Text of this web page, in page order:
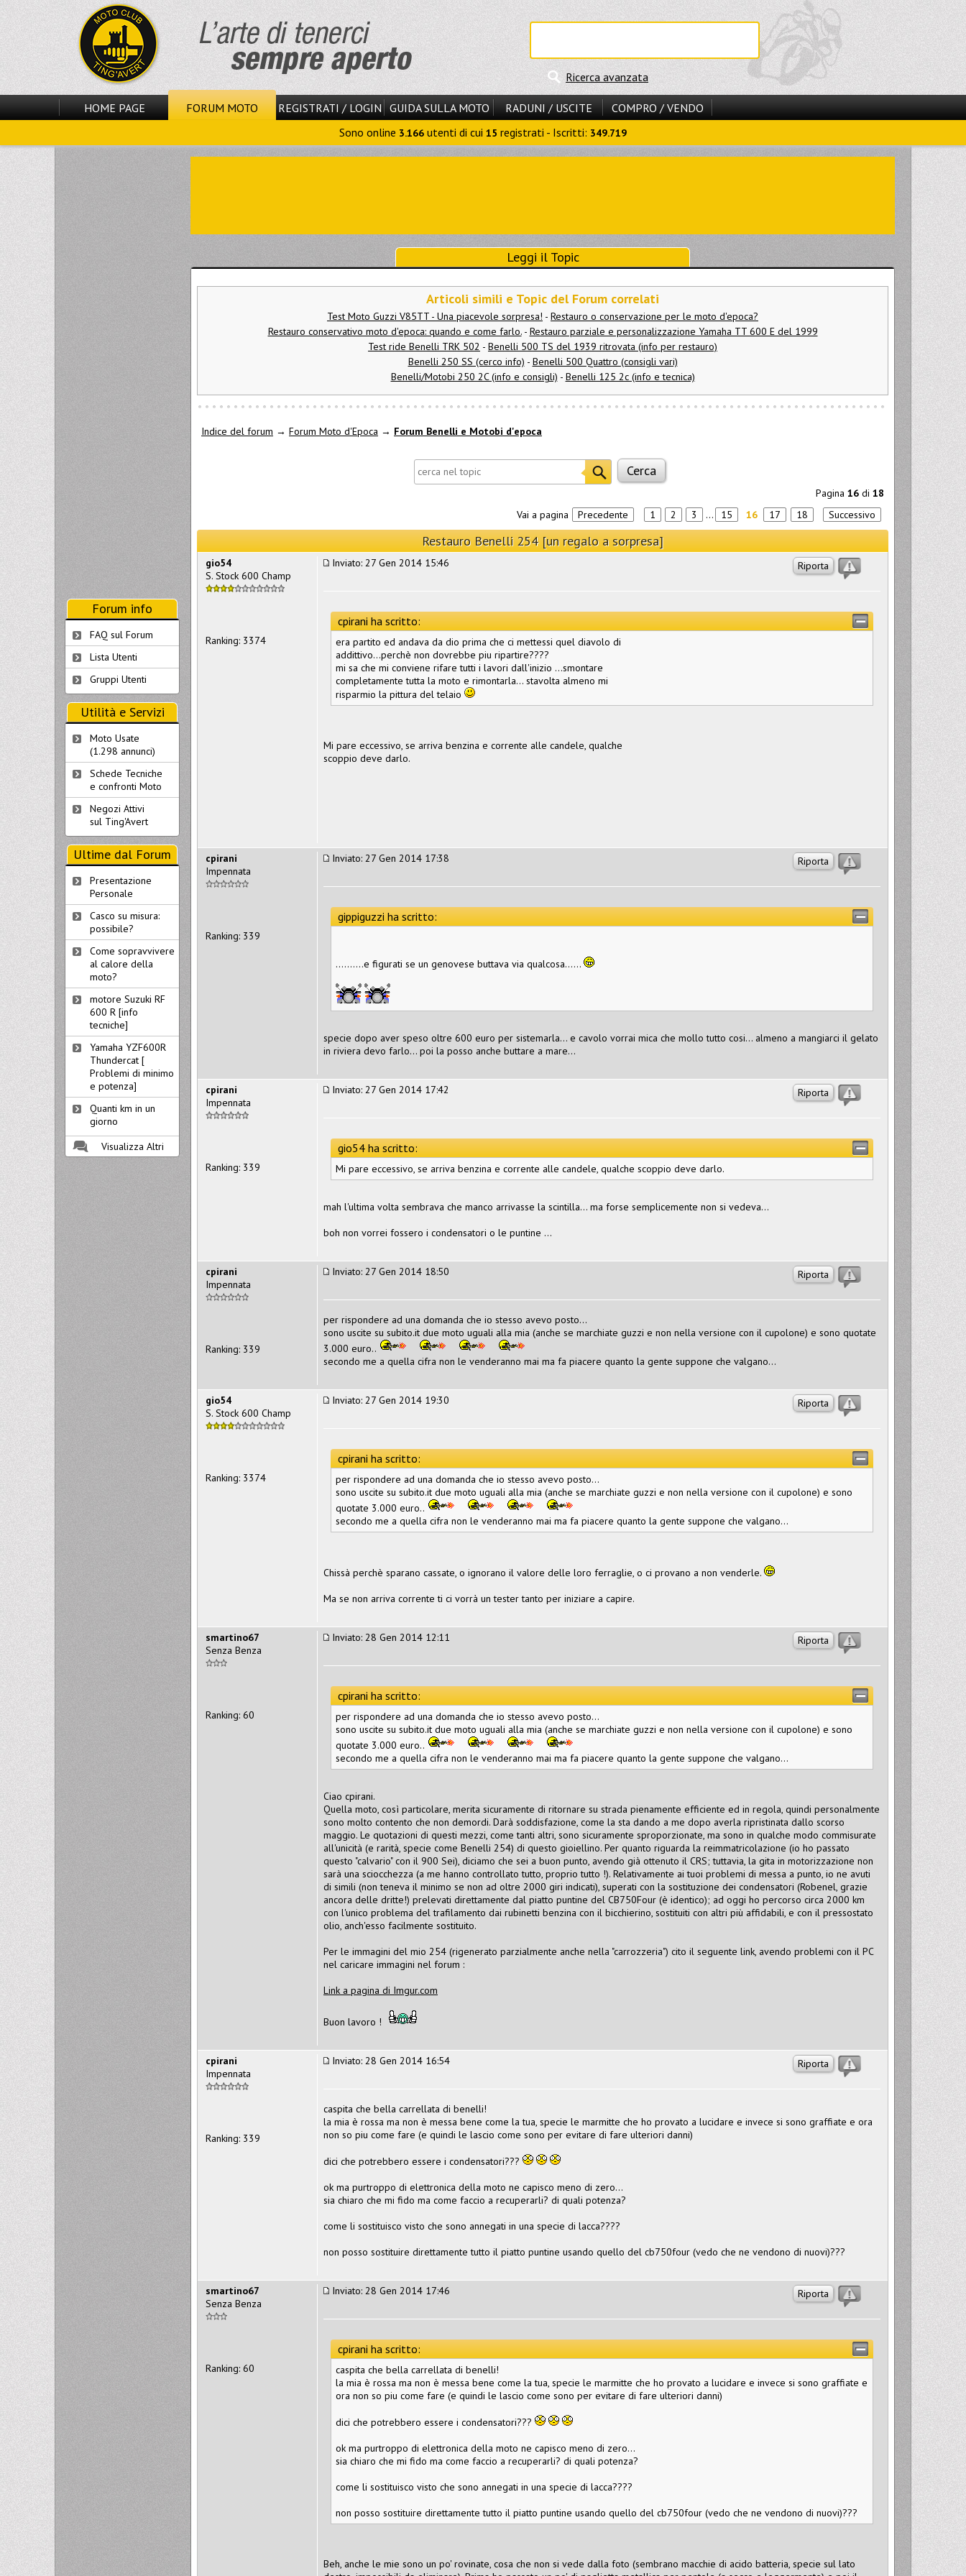
Ricerca avanzata
HOME PAGE FORUM MOTO REGISTRATI / LOGIN GUIDA SULLA MOTO RADUNI / USCITE
COMPRO / VENDO
Sono online 3.166 utenti di cui 15 registrati - Iscritti: 349.719
Leggi il Topic
Articoli simili e Topic del Forum correlati
Test Moto Guzzi V85TT - Una piacevole sorpresa! - Restauro o conservazione per le moto d'epoca?
Restauro conservativo moto d'epoca: quando e come farlo.- Restauro parziale e personalizzazione Yamaha TT 600 E del 1999
Test ride Benelli TRK 502 - Benelli 500 TS del 1939 ritrovata (info per restauro)
Benelli 250 SS (cerco info) - Benelli 500 Quattro (consigli vari)
Benelli/Motobi 250 2C (info e consigli) - Benelli 125 2c (info e tecnica)
Indice del forum → Forum Moto d'Epoca → Forum Benelli e Motobi d'epoca
Pagina 16 di 18
Vai a pagina
Precedente 1 2 3 ... 15 16 17 18 Successivo
Restauro Benelli 254 [un regalo a sorpresa]
Riporta
Inviato: 27 Gen 2014 15:46
cpirani ha scritto:
era partito ed andava da dio prima che ci mettessi quel diavolo di
addittivo...perchè non dovrebbe piu ripartire????
mi sa che mi conviene rifare tutti i lavori dall'inizio ...smontare
completamente tutta la moto e rimontarla... stavolta almeno mi
risparmio la pittura del telaio
Mi pare eccessivo, se arriva benzina e corrente alle candele, qualche
scoppio deve darlo.
gio54
S. Stock 600 Champ
Ranking: 3374
Riporta
Inviato: 27 Gen 2014 17:38
gippiguzzi ha scritto:
..........e figurati se un genovese buttava via qualcosa......
specie dopo aver speso oltre 600 euro per sistemarla... e cavolo vorrai mica che mollo tutto cosi... almeno a mangiarci il gelato
in riviera devo farlo... poi la posso anche buttare a mare...
cpirani
Impennata
Ranking: 339
Riporta
Inviato: 27 Gen 2014 17:42
gio54 ha scritto:
Mi pare eccessivo, se arriva benzina e corrente alle candele, qualche scoppio deve darlo.
mah l'ultima volta sembrava che manco arrivasse la scintilla... ma forse semplicemente non si vedeva...
boh non vorrei fossero i condensatori o le puntine ...
cpirani
Impennata
Ranking: 339
Riporta
Inviato: 27 Gen 2014 18:50
per rispondere ad una domanda che io stesso avevo posto...
sono uscite su subito.it due moto uguali alla mia (anche se marchiate guzzi e non nella versione con il cupolone) e sono quotate
3.000 euro..
secondo me a quella cifra non le venderanno mai ma fa piacere quanto la gente suppone che valgano...
cpirani
Impennata
Ranking: 339
Riporta
Inviato: 27 Gen 2014 19:30
cpirani ha scritto:
per rispondere ad una domanda che io stesso avevo posto...
sono uscite su subito.it due moto uguali alla mia (anche se marchiate guzzi e non nella versione con il cupolone) e sono
quotate 3.000 euro..
secondo me a quella cifra non le venderanno mai ma fa piacere quanto la gente suppone che valgano...
Chissà perchè sparano cassate, o ignorano il valore delle loro ferraglie, o ci provano a non venderle.
Ma se non arriva corrente ti ci vorrà un tester tanto per iniziare a capire.
gio54
S. Stock 600 Champ
Ranking: 3374
Riporta
Inviato: 28 Gen 2014 12:11
cpirani ha scritto:
per rispondere ad una domanda che io stesso avevo posto...
sono uscite su subito.it due moto uguali alla mia (anche se marchiate guzzi e non nella versione con il cupolone) e sono
quotate 3.000 euro..
secondo me a quella cifra non le venderanno mai ma fa piacere quanto la gente suppone che valgano...
Ciao cpirani.
Quella moto, così particolare, merita sicuramente di ritornare su strada pienamente efficiente ed in regola, quindi personalmente
sono molto contento che non demordi. Darà soddisfazione, come la sta dando a me dopo averla ripristinata dallo scorso
maggio. Le quotazioni di questi mezzi, come tanti altri, sono sicuramente sproporzionate, ma sono in qualche modo commisurate
all'unicità (e rarità, specie come Benelli 254) di questo gioiellino. Per quanto riguarda la reimmatricolazione (io ho passato
questo "calvario" con il 900 Sei), diciamo che sei a buon punto, avendo già ottenuto il CRS; tuttavia, la gita in motorizzazione non
sarà una sciocchezza (a me hanno controllato tutto, proprio tutto !). Relativamente ai tuoi problemi di messa a punto, io ne avuti
di simili (non teneva il minimo se non ad oltre 2000 giri indicati), superati con la sostituzione dei condensatori (Robenel, grazie
ancora delle dritte!) prelevati direttamente dal piatto puntine del CB750Four (è identico); ad oggi ho percorso circa 2000 km
con l'unico problema del trafilamento dai rubinetti benzina con il bicchierino, sostituiti con altri più affidabili, e con il pressostato
olio, anch'esso facilmente sostituito.
Per le immagini del mio 254 (rigenerato parzialmente anche nella "carrozzeria") cito il seguente link, avendo problemi con il PC
nel caricare immagini nel forum :
Link a pagina di Imgur.com
Buon lavoro !
smartino67
Senza Benza
Ranking: 60
Riporta
Inviato: 28 Gen 2014 16:54
caspita che bella carrellata di benelli!
la mia è rossa ma non è messa bene come la tua, specie le marmitte che ho provato a lucidare e invece si sono graffiate e ora
non so piu come fare (e quindi le lascio come sono per evitare di fare ulteriori danni)
dici che potrebbero essere i condensatori???
ok ma purtroppo di elettronica della moto ne capisco meno di zero...
sia chiaro che mi fido ma come faccio a recuperarli? di quali potenza?
come li sostituisco visto che sono annegati in una specie di lacca????
non posso sostituire direttamente tutto il piatto puntine usando quello del cb750four (vedo che ne vendono di nuovi)???
cpirani
Impennata
Ranking: 339
Riporta
Inviato: 28 Gen 2014 17:46
cpirani ha scritto:
caspita che bella carrellata di benelli!
la mia è rossa ma non è messa bene come la tua, specie le marmitte che ho provato a lucidare e invece si sono graffiate e
ora non so piu come fare (e quindi le lascio come sono per evitare di fare ulteriori danni)
dici che potrebbero essere i condensatori???
ok ma purtroppo di elettronica della moto ne capisco meno di zero...
sia chiaro che mi fido ma come faccio a recuperarli? di quali potenza?
come li sostituisco visto che sono annegati in una specie di lacca????
non posso sostituire direttamente tutto il piatto puntine usando quello del cb750four (vedo che ne vendono di nuovi)???
Beh, anche le mie sono un po' rovinate, cosa che non si vede dalla foto (sembrano macchie di acido batteria, specie sul lato
smartino67
Senza Benza
Ranking: 60
Forum info
FAQ sul Forum
Lista Utenti
Gruppi Utenti
Utilità e Servizi
Moto Usate
(1.298 annunci)
Schede Tecniche
e confronti Moto
Negozi Attivi
sul Ting'Avert
Ultime dal Forum
Presentazione
Personale
Casco su misura:
possibile?
Come sopravvivere
al calore della
moto?
motore Suzuki RF
600 R [info
tecniche]
Yamaha YZF600R
Thundercat [
Problemi di minimo
e potenza]
Quanti km in un
giorno
Visualizza Altri